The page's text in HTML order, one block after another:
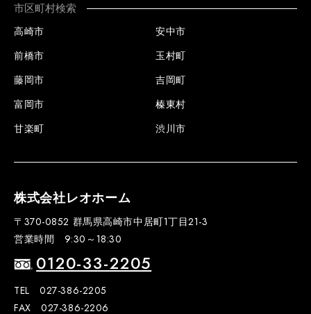
市区町村検索
高崎市
前橋市
藤岡市
富岡市
甘楽町
安中市
玉村町
吉岡町
榛東村
渋川市
株式会社レオホーム
〒370-0852 群馬県高崎市中居町1丁目21-3
営業時間 9:30～18:30
0120-33-2205
TEL 027-386-2205
FAX 027-386-2206